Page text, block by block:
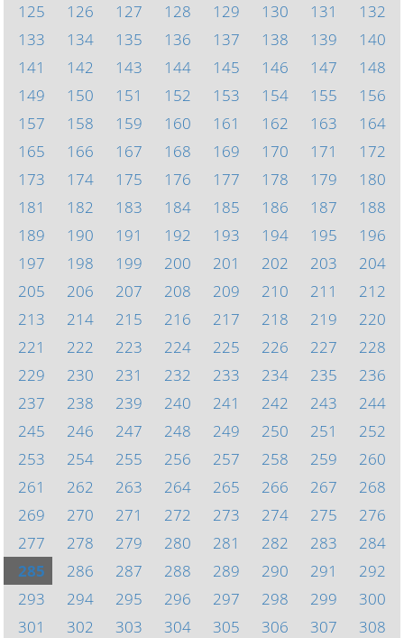
125
126 127 128 129 130 131
132
133
134 135 136 137 138 139
140
141
142 143 144 145 146 147
148
149
150 151 152 153 154 155
156
157
158 159 160 161 162 163
164
165
166 167 168 169 170 171
172
173
174 175 176 177 178 179
180
181
182 183 184 185 186 187
188
189
190 191 192 193 194 195
196
197
198 199 200 201 202 203
204
205
206 207 208 209 210 211
212
213
214 215 216 217 218 219
220
221
222 223 224 225 226 227
228
229
230 231 232 233 234 235
236
237
238 239 240 241 242 243
244
245
246 247 248 249 250 251
252
253
254 255 256 257 258 259
260
261
262 263 264 265 266 267
268
269
270 271 272 273 274 275
276
277
278 279 280 281 282 283
284
285
286 287 288 289 290 291
292
293
294 295 296 297 298 299
300
301
302 303 304 305 306 307
308